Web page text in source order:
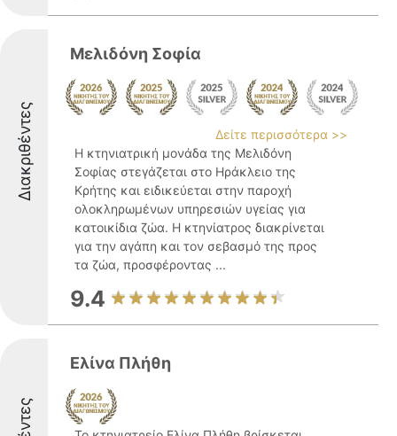
Διακριθέντες
Μελιδόνη Σοφία
Δείτε περισσότερα >>
Η κτηνιατρική μονάδα της Μελιδόνη
Σοφίας στεγάζεται στο Ηράκλειο της
Κρήτης και ειδικεύεται στην παροχή
ολοκληρωμένων υπηρεσιών υγείας για
κατοικίδια ζώα. Η κτηνίατρος διακρίνεται
για την αγάπη και τον σεβασμό της προς
τα ζώα, προσφέροντας ...
9.4
Ελίνα Πλήθη